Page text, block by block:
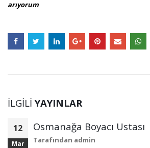
arıyorum
İLGILIYAYINLAR
12
Mar
Osmanağa Boyacı Ustası
Tarafından admin